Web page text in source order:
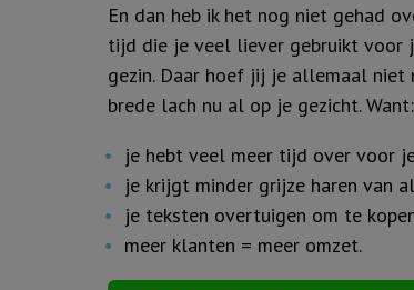
En dan heb ik het nog niet gehad
tijd die je veel liever gebruikt voor
gezin. Daar hoef jij je allemaal niet
brede lach nu al op je gezicht. Want:
je hebt veel meer tijd over voor
je krijgt minder grijze haren van
je teksten overtuigen om te
meer klanten = meer omzet.